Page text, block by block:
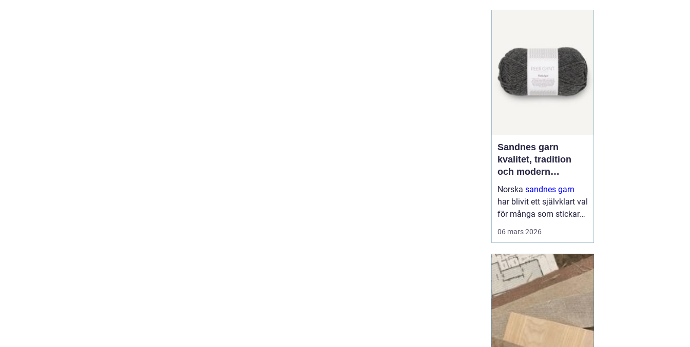
inom
läkemedelsindustrin.
Samtidigt pågår en
snabb om...
Sandnes garn
kvalitet, tradition
och modern
stickglädje
Norska sandnes garn
har blivit ett självklart val
för många som stickar
hållbara kvaliteter och
moderna färger gör att
g...
06 mars 2026